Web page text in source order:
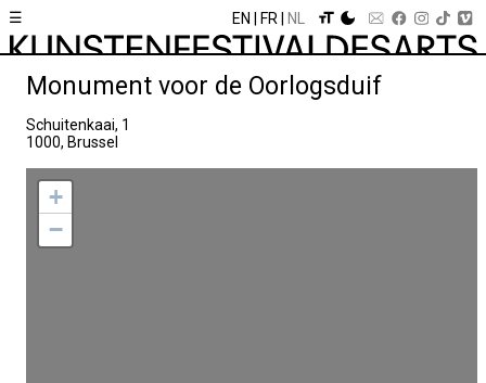
☰ EN FR NL
Monument voor de Oorlogsduif
Schuitenkaai, 1
1000, Brussel
+
−